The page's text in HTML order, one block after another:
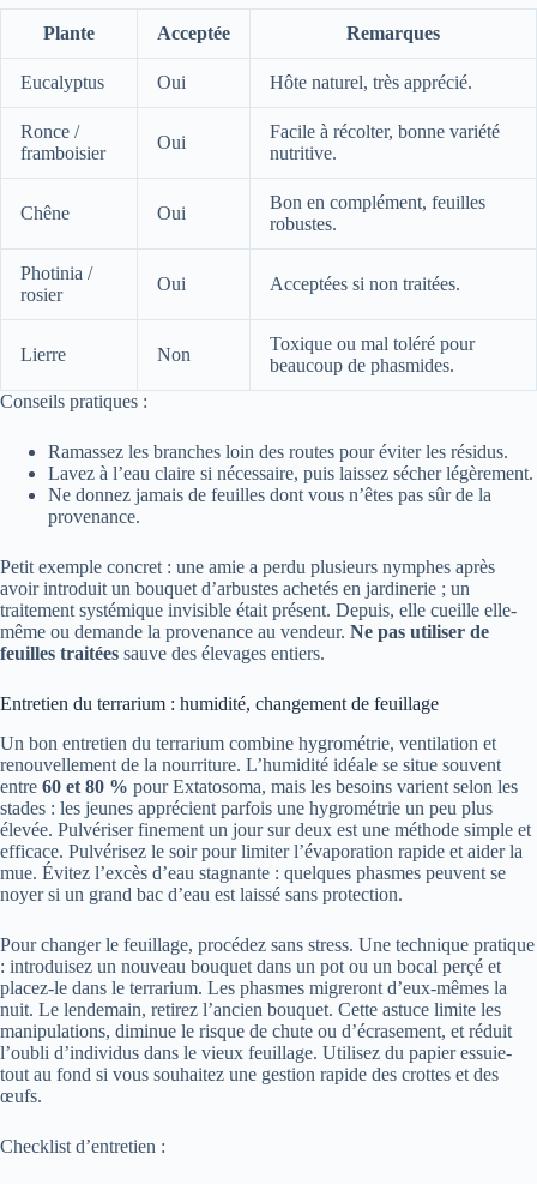
Plante Acceptée Remarques
Eucalyptus Oui Hôte naturel, très apprécié.
Ronce /
framboisier
Oui
Facile à récolter, bonne variété
nutritive.
Chêne Oui
Bon en complément, feuilles
robustes.
Photinia /
rosier
Oui Acceptées si non traitées.
Lierre Non
Toxique ou mal toléré pour
beaucoup de phasmides.
Conseils pratiques :
Ramassez les branches loin des routes pour éviter les résidus.
Lavez à l’eau claire si nécessaire, puis laissez sécher légèrement.
Ne donnez jamais de feuilles dont vous n’êtes pas sûr de la
provenance.
Petit exemple concret : une amie a perdu plusieurs nymphes après
avoir introduit un bouquet d’arbustes achetés en jardinerie ; un
traitement systémique invisible était présent. Depuis, elle cueille elle-
même ou demande la provenance au vendeur. Ne pas utiliser de
feuilles traitées sauve des élevages entiers.
Entretien du terrarium : humidité, changement de feuillage
Un bon entretien du terrarium combine hygrométrie, ventilation et
renouvellement de la nourriture. L’humidité idéale se situe souvent
entre 60 et 80 % pour Extatosoma, mais les besoins varient selon les
stades : les jeunes apprécient parfois une hygrométrie un peu plus
élevée. Pulvériser finement un jour sur deux est une méthode simple et
efficace. Pulvérisez le soir pour limiter l’évaporation rapide et aider la
mue. Évitez l’excès d’eau stagnante : quelques phasmes peuvent se
noyer si un grand bac d’eau est laissé sans protection.
Pour changer le feuillage, procédez sans stress. Une technique pratique
: introduisez un nouveau bouquet dans un pot ou un bocal perçé et
placez-le dans le terrarium. Les phasmes migreront d’eux-mêmes la
nuit. Le lendemain, retirez l’ancien bouquet. Cette astuce limite les
manipulations, diminue le risque de chute ou d’écrasement, et réduit
l’oubli d’individus dans le vieux feuillage. Utilisez du papier essuie-
tout au fond si vous souhaitez une gestion rapide des crottes et des
œufs.
Checklist d’entretien :